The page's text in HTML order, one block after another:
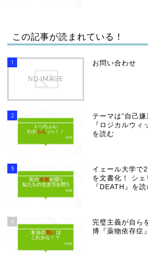
この記事が読まれている！
1 お問い合わせ
2
テーマは”自己
『ロジカルウィ
を読む
3
イェール大学で
を文書化！ シェ
『DEATH』を読
4
完璧主義が自ら
博『薬物依存症